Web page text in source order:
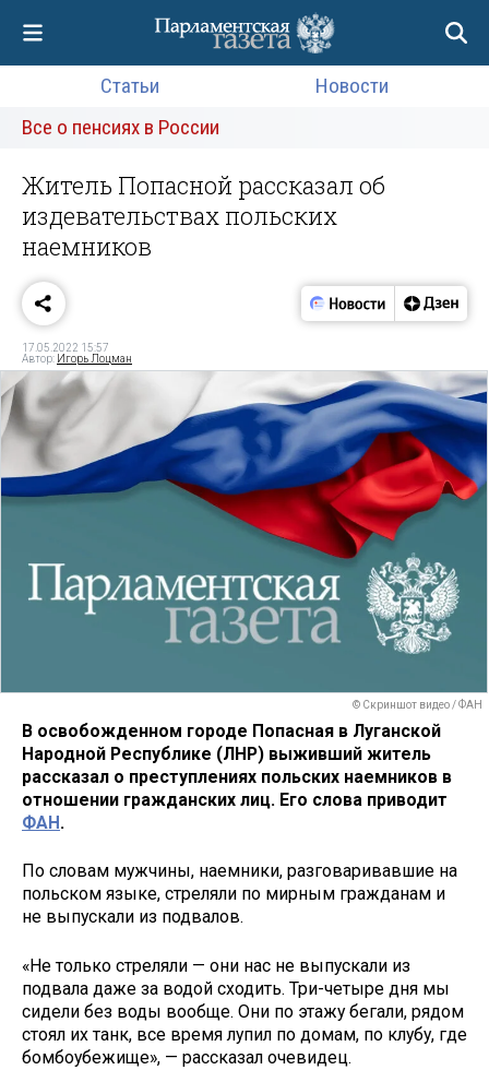
Статьи
Новости
Все о пенсиях в России
Житель Попасной рассказал об
издевательствах польских
наемников
17.05.2022 15:57
Автор: Игорь Лоцман
© Скриншот видео / ФАН
В освобожденном городе Попасная в Луганской
Народной Республике (ЛНР) выживший житель
рассказал о преступлениях польских наемников в
отношении гражданских лиц. Его слова приводит
ФАН.
По словам мужчины, наемники, разговаривавшие на
польском языке, стреляли по мирным гражданам и
не выпускали из подвалов.
«Не только стреляли — они нас не выпускали из
подвала даже за водой сходить. Три-четыре дня мы
сидели без воды вообще. Они по этажу бегали, рядом
стоял их танк, все время лупил по домам, по клубу, где
бомбоубежище», — рассказал очевидец.